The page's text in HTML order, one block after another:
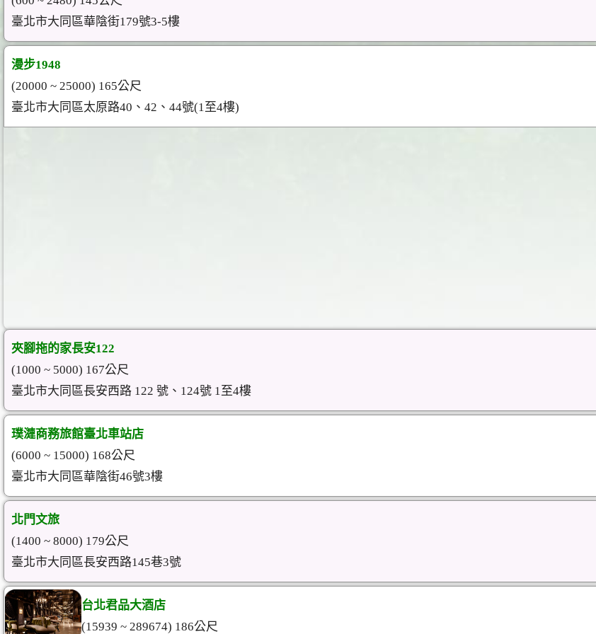
臺北市大同區華陰街179號3-5樓
漫步1948
(20000 ~ 25000) 165公尺
臺北市大同區太原路40、42、44號(1至4樓)
夾腳拖的家長安122
(1000 ~ 5000) 167公尺
臺北市大同區長安西路 122 號、124號 1至4樓
璞漣商務旅館臺北車站店
(6000 ~ 15000) 168公尺
臺北市大同區華陰街46號3樓
北門文旅
(1400 ~ 8000) 179公尺
臺北市大同區長安西路145巷3號
台北君品大酒店
(15939 ~ 289674) 186公尺